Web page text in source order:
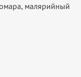
малярийный